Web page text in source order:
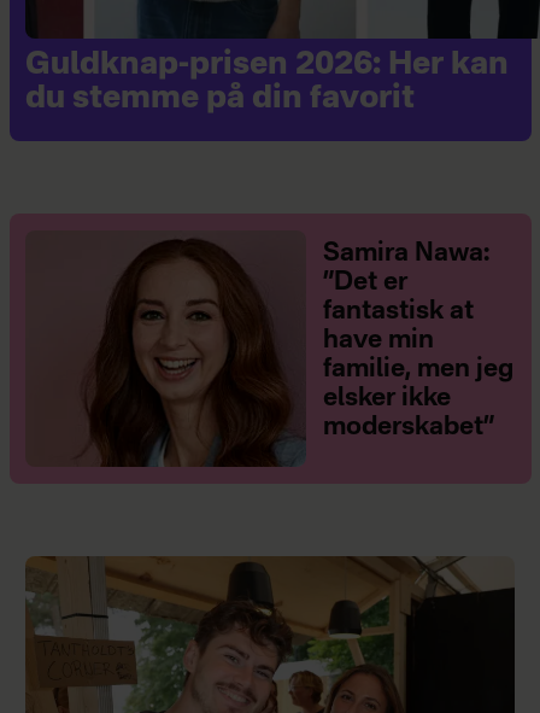
Guldknap-prisen 2026: Her kan
du stemme på din favorit
Samira Nawa:
”Det er
fantastisk at
have min
familie, men jeg
elsker ikke
moderskabet”